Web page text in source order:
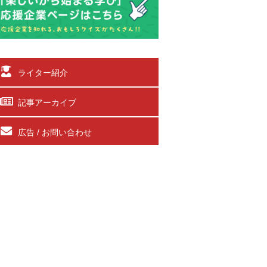
ライター紹介
記事アーカイブ
広告 / お問い合わせ